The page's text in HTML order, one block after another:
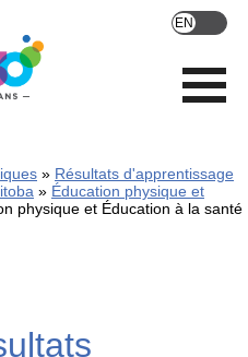
Résultats d'apprentissage
Éducation physique et
physique et Éducation à la santé